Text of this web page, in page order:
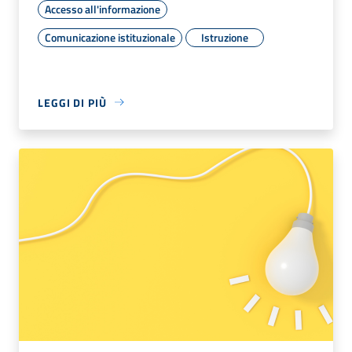
Accesso all'informazione
Comunicazione istituzionale
Istruzione
LEGGI DI PIÙ